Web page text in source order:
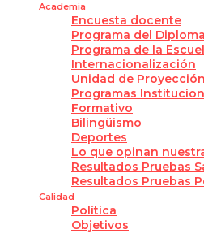
Academia
Encuesta docente
Programa del
Programa de la
Internacionalización
Unidad de
Programas
Formativo
Bilingüismo
Deportes
Lo que opinan
Resultados Pruebas
Resultados Pruebas
Calidad
Política
Objetivos